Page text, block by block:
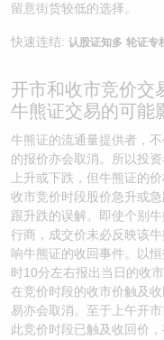
留意街货较低的选择。
快速连结: 认股证知多 轮证专
开市和收市竞价交
牛熊证交易的可能
牛熊证的流通量提供者，
的报价亦会取消。所以投
上升或下跌，但牛熊证的
收市竞价时段股价急升或
跟升跌的误解。即使个别
行商，成交价未必反映该
响牛熊证的收回事件。以
时10分左右报出当日的收
在竞价时段的收市价触及
易亦会取消。至于上午开
此竞价时段已触及收回价